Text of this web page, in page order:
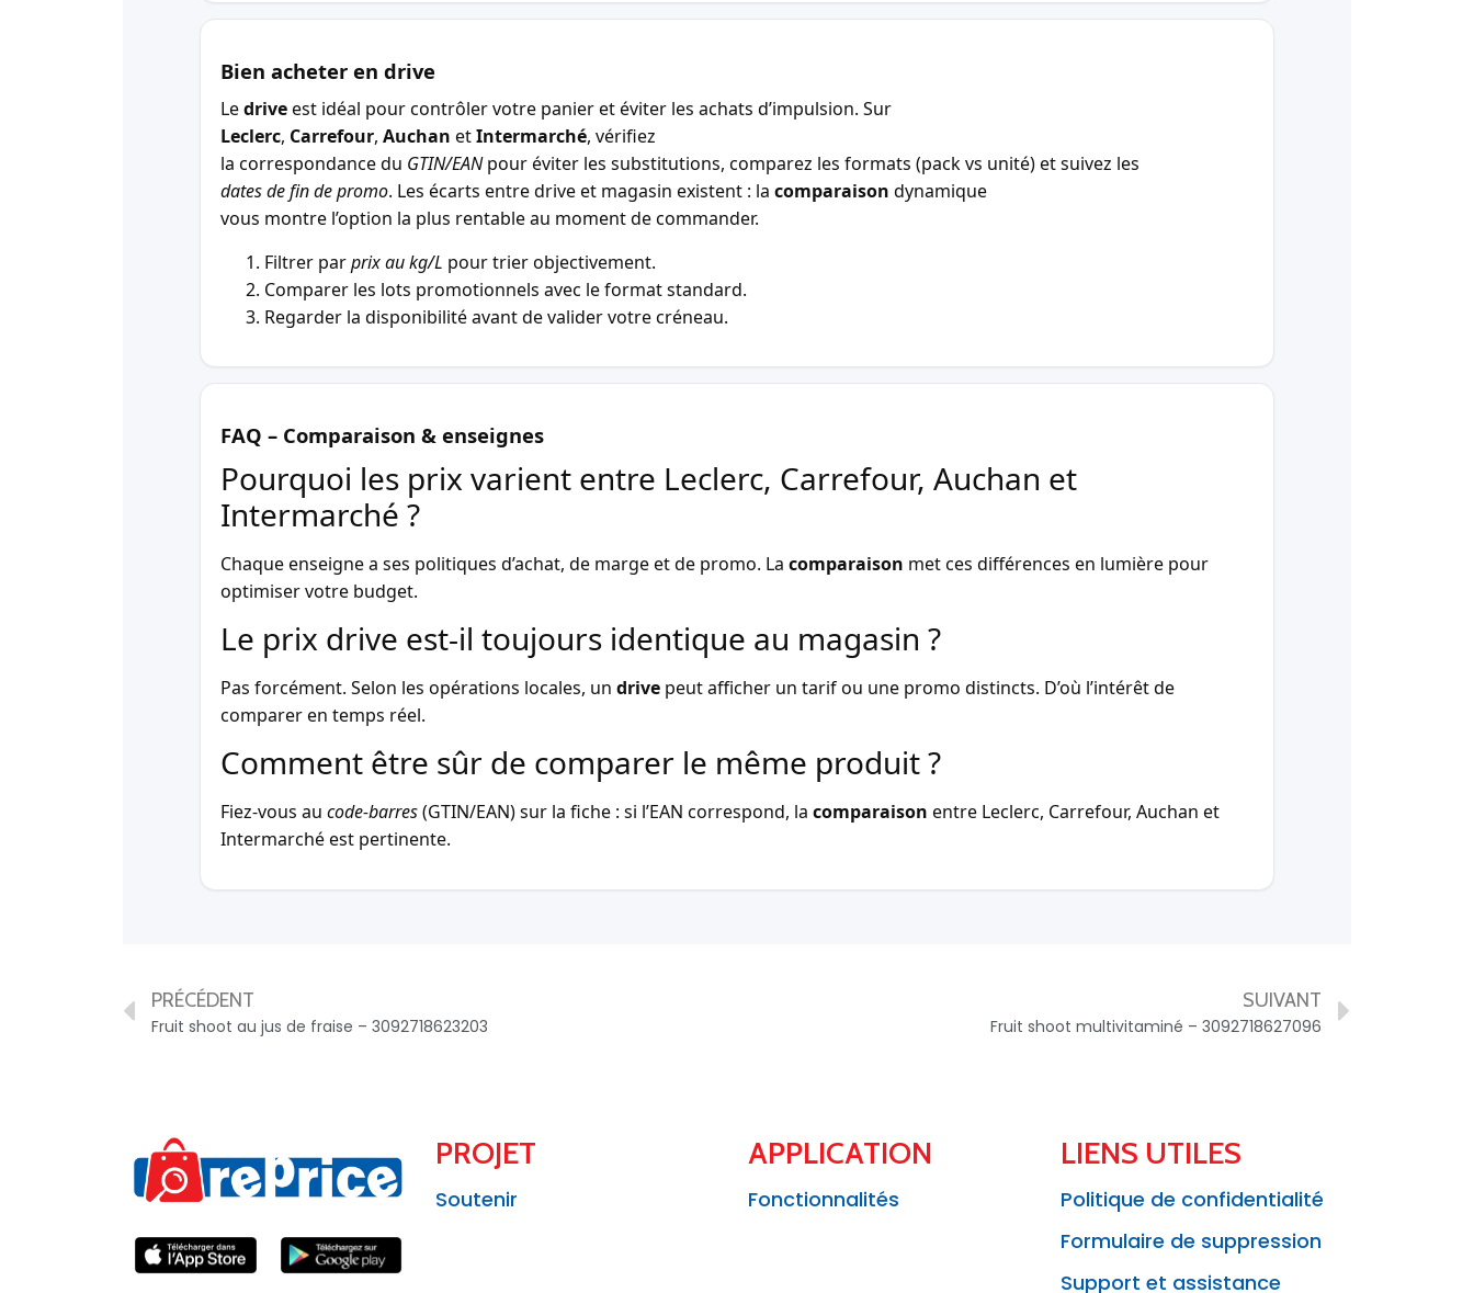
Bien acheter en drive
Ledriveest idéal pour contrôler votre panier et éviter les achats d’impulsion. Sur
Leclerc, Carrefour, Auchan etIntermarché, vérifiez
la correspondance du GTIN/EANpour éviter les substitutions, comparez les formats (pack vs unité) et suivez les
dates de fin de promo. Les écarts entre drive et magasin existent : la comparaison dynamique
vous montre l’option la plus rentable au moment de commander.
Filtrer parprix au kg/L pour trier objectivement.
Comparer les lots promotionnels avec le format standard.
Regarder la disponibilité avant de valider votre créneau.
FAQ – Comparaison & enseignes
Pourquoi les prix varient entre Leclerc, Carrefour, Auchan et
Intermarché ?
Chaque enseigne a ses politiques d’achat, de marge et de promo. La comparaison met ces différences en lumière pour
optimiser votre budget.
Le prix drive est-il toujours identique au magasin ?
Pas forcément. Selon les opérations locales, un drive peut afficher un tarif ou une promo distincts. D’où l’intérêt de
comparer en temps réel.
Comment être sûr de comparer le même produit ?
Fiez-vous au code-barres(GTIN/EAN) sur la fiche : si l’EAN correspond, la comparaison entre Leclerc, Carrefour, Auchan et
Intermarché est pertinente.
PRÉCÉDENT
Fruit shoot au jus de fraise – 3092718623203
SUIVANT
Fruit shoot multivitaminé – 3092718627096
PROJET
Soutenir
APPLICATION
Fonctionnalités
LIENS UTILES
Politique de confidentialité
Formulaire de suppression
Support et assistance